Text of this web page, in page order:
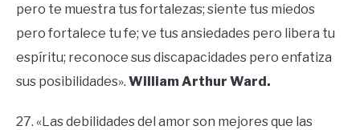
pero te muestra tus fortalezas; siente tus miedos
pero fortalece tu fe; ve tus ansiedades pero libera tu
espíritu; reconoce sus discapacidades pero enfatiza
sus posibilidades». William Arthur Ward.
27. «Las debilidades del amor son mejores que las